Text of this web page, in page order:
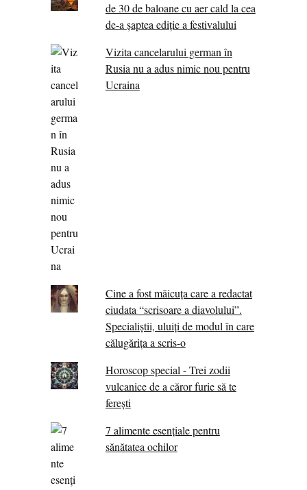
de 30 de baloane cu aer cald la cea
de-a șaptea ediție a festivalului
Vizita cancelarului german în
Rusia nu a adus nimic nou pentru
Ucraina
Cine a fost măicuţa care a redactat
ciudata “scrisoare a diavolului”.
Specialiştii, uluiţi de modul în care
călugărița a scris-o
Horoscop special - Trei zodii
vulcanice de a căror furie să te
ferești
7 alimente esenţiale pentru
sănătatea ochilor